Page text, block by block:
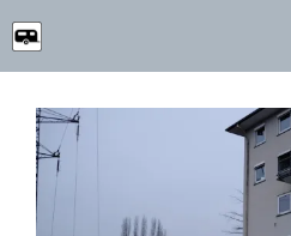
Inhalt
springen